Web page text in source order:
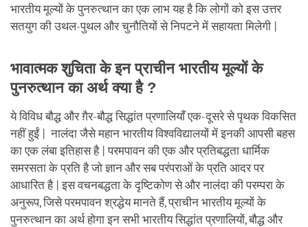
भारतीय मूल्यों के पुनरुत्थान का एक लाभ यह है कि लोगों को इस उत्तर
सतयुग की उथल-पुथल और चुनौतियों से निपटने में सहायता मिलेगी |
भावात्मक शुचिता के इन प्राचीन भारतीय मूल्यों के
पुनरुत्थान का अर्थ क्या है ?
ये विविध बौद्ध और ग़ैर-बौद्ध सिद्धांत प्रणालियाँ एक-दूसरे से पृथक विकसित
नहीं हुईं | नालंदा जैसे महान भारतीय विश्वविद्यालयों में इनकी आपसी बहस
का एक लंबा इतिहास है | परमपावन की एक और प्रतिबद्धता धार्मिक
समरसता के प्रति है जो ज्ञान और सब परंपराओं के प्रति आदर पर
आधारित है | इस वचनबद्धता के दृष्टिकोण से और नालंदा की परम्परा के
अनुरूप, जिसे परमपावन श्रद्धेय मानते हैं, प्राचीन भारतीय मूल्यों के
पुनरुत्थान का अर्थ होगा इन सभी भारतीय सिद्धांत प्रणालियों, बौद्ध और